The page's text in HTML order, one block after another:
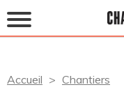
Accueil Chantiers